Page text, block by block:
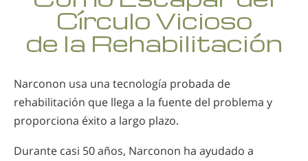
Nepalí
Árabe
Ucraniano
Círculo Vicioso
de la Rehabilitación
Narconon usa una tecnología probada de
rehabilitación que llega a la fuente del problema y
proporciona éxito a largo plazo.
Durante casi 50 años, Narconon ha ayudado a